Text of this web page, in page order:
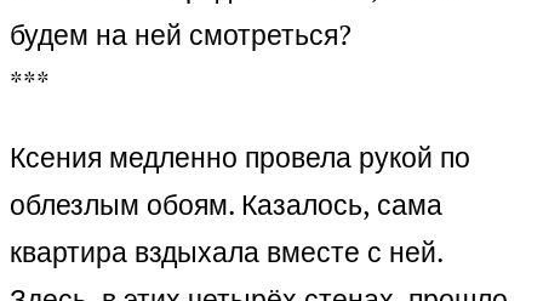
будем на ней смотреться?
***
Ксения медленно провела рукой по
облезлым обоям. Казалось, сама
квартира вздыхала вместе с ней.